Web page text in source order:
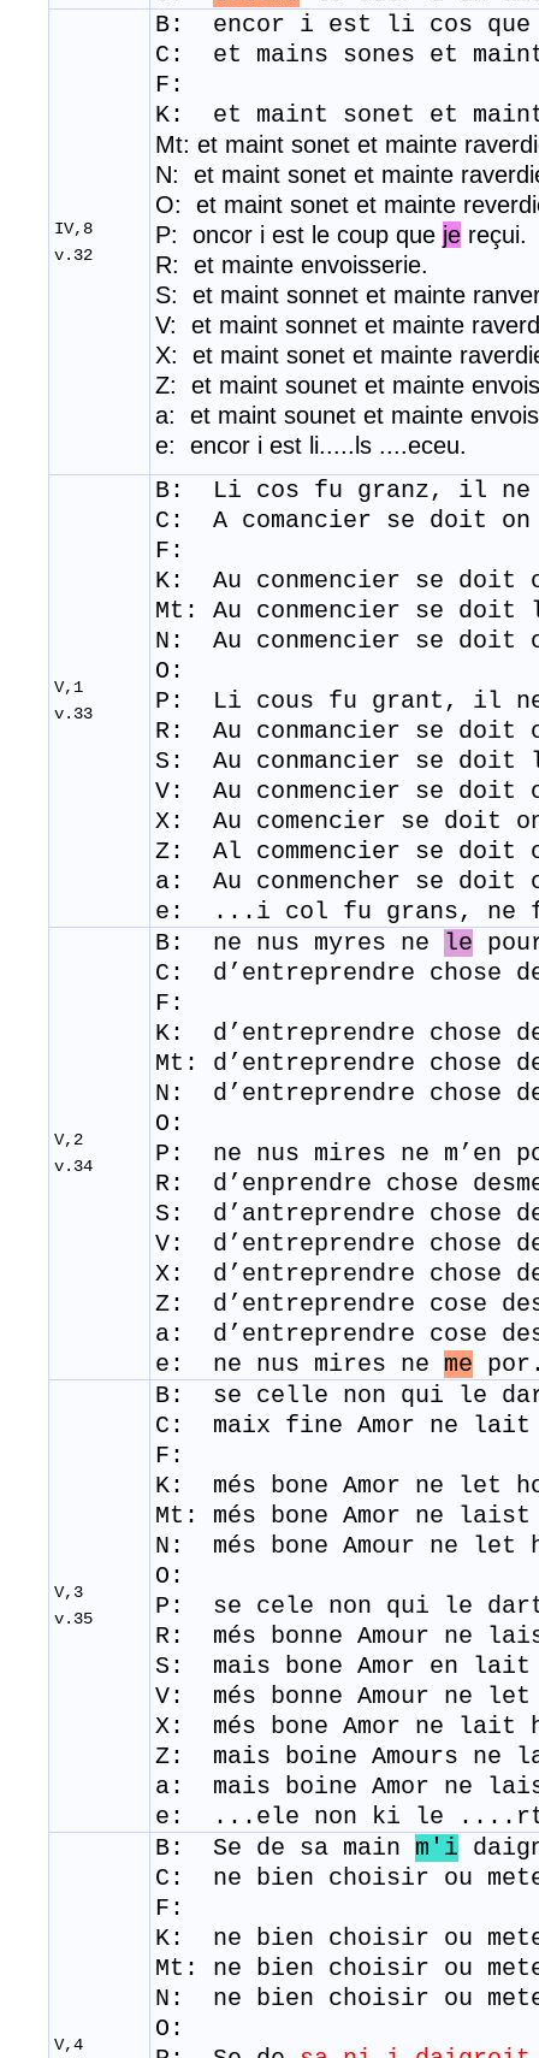
IV,8
v.32
B: encor i est li cos
que
C: et mains sones et
F:
K: et maint sonet et
Mt: et maint sonet et mainte
N: et maint sonet et mainte
O: et maint sonet et mainte
P: oncor i est le coup que je reçui.
R: et mainte envoisserie.
S: et maint sonnet et mainte
V: et maint sonnet et mainte
​X: et maint sonet et mainte
Z: et maint sounet et mainte
a: et maint sounet et mainte
e: encor i est li.....ls ....eceu.
V,1
v.33
B: Li cos fu granz, il
C: A comancier se doit
F:
K: Au conmencier se doit
Mt: Au conmencier se
N: Au conmencier se doit
O:
P: Li cous fu grant, il
R: Au conmancier se doit
S: Au conmancier se doit
V: Au conmencier se doit
​X: Au comencier se doit
Z: Al commencier se doit
a: Au conmencher se doit
e: ...i col fu grans,
V,2
v.34
B: ne nus myres ne le
C: d’entreprendre chose
F:
K: d’entreprendre chose
Mt: d’entreprendre chose
N: d’entreprendre chose
O:
P: ne nus mires ne m’en
R: d’enprendre chose
S: d’antreprendre chose
V: d’entreprendre chose
X: d’entreprendre chose
Z: d’entreprendre cose
a: d’entreprendre cose
e: ne nus mires ne me
V,3
v.35
B: se celle non qui le
C: maix fine Amor ne lait
F:
K: més bone Amor ne let
Mt: més bone Amor ne laist
N: més bone Amour ne let
O:
P: se cele non qui le
R: més bonne Amour ne
S: mais bone Amor en lait
V: més bonne Amour ne let
X: més bone Amor ne lait
Z: mais boine Amours ne
a: mais boine Amor ne
e: ...ele non ki le
V,4
B: Se de sa main m'i
C: ne bien choisir ou
F:
K: ne bien choisir ou
Mt: ne bien choisir ou
N: ne bien choisir ou
O: